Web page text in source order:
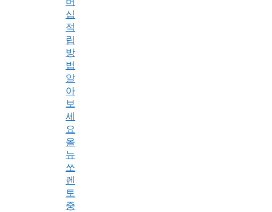
십
적
립
방
법
알
아
보
세
요
올
뉴
쏘
렌
토
중